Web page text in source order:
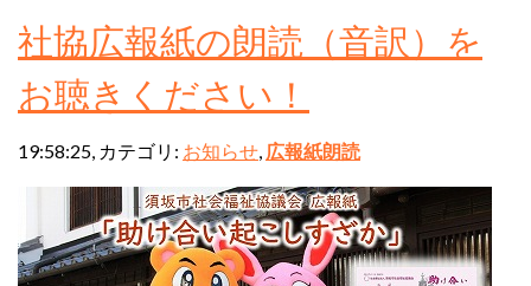
社協広報紙の朗読（音訳）を
お聴きください！
19:58:25, カテゴリ: お知らせ, 広報紙朗読